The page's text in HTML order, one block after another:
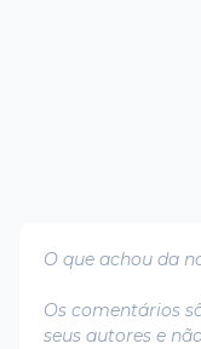
O que achou da
Os comentários
seus autores e